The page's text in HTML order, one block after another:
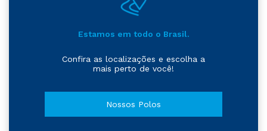
Estamos em todo o Brasil.
Confira as localizações e escolha a
mais perto de você!
Nossos Polos